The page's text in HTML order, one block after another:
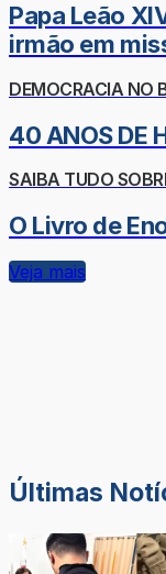
Papa Leão
irmão em
DEMOCRACIA NO
40 ANOS DE
SAIBA TUDO
O Livro de
Veja mais
Últimas